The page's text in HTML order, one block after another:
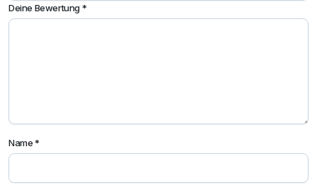
Deine Bewertung*
Name*